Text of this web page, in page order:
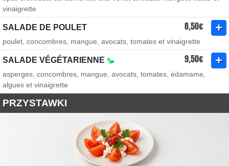
vinaigrette
SALADE DE POULET 8,50€
poulet, concombres, mangue, avocats, tomates et vinaigrette
SALADE VÉGÉTARIENNE 9,50€
asperges, concombres, mangue, avocats, tomates, édamame,
algues et vinaigrette
PRZYSTAWKI